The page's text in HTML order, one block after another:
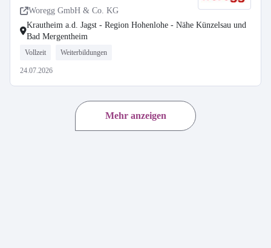
Woregg GmbH & Co. KG
Krautheim a.d. Jagst - Region Hohenlohe - Nähe Künzelsau und
Bad Mergentheim
Vollzeit Weiterbildungen
24.07.2026
Mehr anzeigen